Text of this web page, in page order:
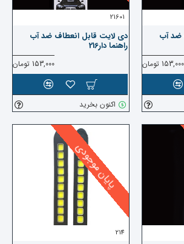
ضد آب
153,000 تومان
21601
دی لایت قابل انعطاف ضد آب
راهنما دار216
153,000 تومان
اکنون بخرید
پایان موجودی
214